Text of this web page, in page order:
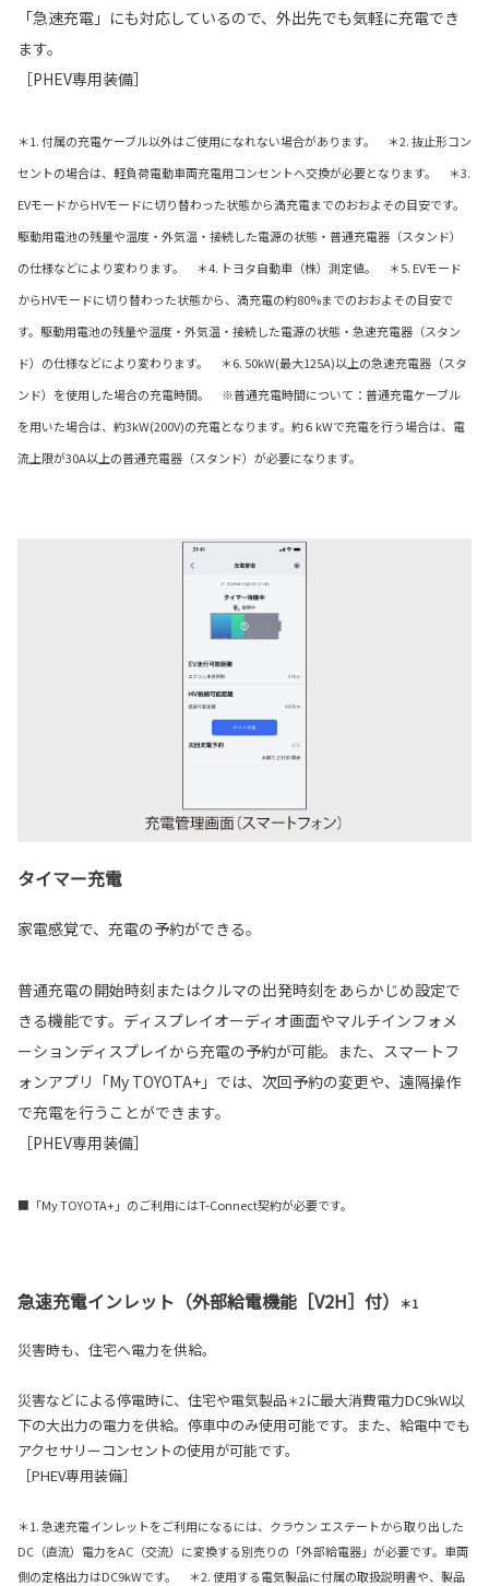
「急速充電」にも対応しているので、外出先でも気軽に充電でき
ます。
［PHEV専用装備］
＊1. 付属の充電ケーブル以外はご使用になれない場合があります。 ＊2. 抜止形コン
セントの場合は、軽負荷電動車両充電用コンセントへ交換が必要となります。 ＊3.
EVモードからHVモードに切り替わった状態から満充電までのおおよその目安です。
駆動用電池の残量や温度・外気温・接続した電源の状態・普通充電器（スタンド）
の仕様などにより変わります。 ＊4. トヨタ自動車（株）測定値。 ＊5. EVモード
からHVモードに切り替わった状態から、満充電の約80%までのおおよその目安で
す。駆動用電池の残量や温度・外気温・接続した電源の状態・急速充電器（スタン
ド）の仕様などにより変わります。 ＊6. 50kW(最大125A)以上の急速充電器（スタ
ンド）を使用した場合の充電時間。 ※普通充電時間について：普通充電ケーブル
を用いた場合は、約3kW(200V)の充電となります。約６kWで充電を行う場合は、電
流上限が30A以上の普通充電器（スタンド）が必要になります。
タイマー充電
家電感覚で、充電の予約ができる。
普通充電の開始時刻またはクルマの出発時刻をあらかじめ設定で
きる機能です。ディスプレイオーディオ画面やマルチインフォメ
ーションディスプレイから充電の予約が可能。また、スマートフ
ォンアプリ「My TOYOTA+」では、次回予約の変更や、遠隔操作
で充電を行うことができます。
［PHEV専用装備］
■「My TOYOTA+」のご利用にはT-Connect契約が必要です。
急速充電インレット（外部給電機能［V2H］付） ＊1
災害時も、住宅へ電力を供給。
災害などによる停電時に、住宅や電気製品＊2に最大消費電力DC9kW以
下の大出力の電力を供給。停車中のみ使用可能です。また、給電中でも
アクセサリーコンセントの使用が可能です。
［PHEV専用装備］
＊1. 急速充電インレットをご利用になるには、クラウン エステートから取り出した
DC（直流）電力をAC（交流）に変換する別売りの「外部給電器」が必要です。車両
側の定格出力はDC9kWです。 ＊2. 使用する電気製品に付属の取扱説明書や、製品